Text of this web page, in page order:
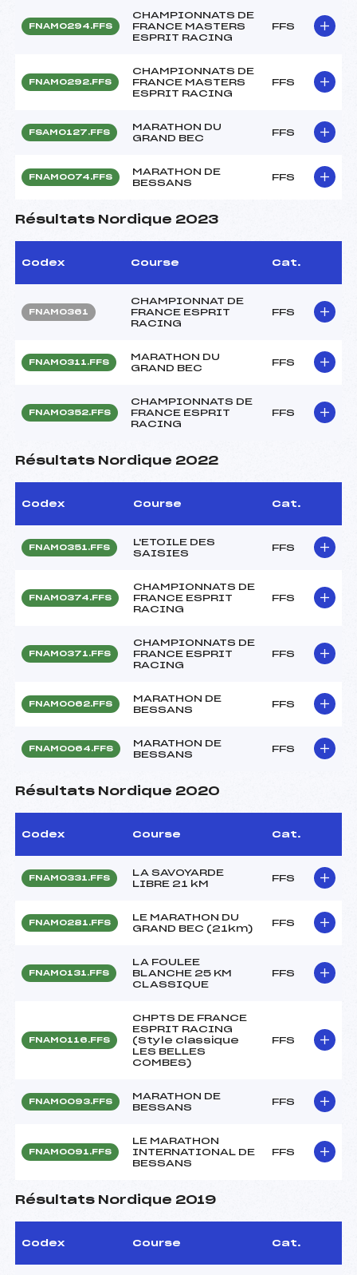
FNAM0294.FFS
CHAMPIONNATS DE
FRANCE MASTERS
ESPRIT RACING
FFS
FNAM0292.FFS
CHAMPIONNATS DE
FRANCE MASTERS
ESPRIT RACING
FFS
FSAM0127.FFS
MARATHON DU
GRAND BEC
FFS
FNAM0074.FFS
MARATHON DE
BESSANS
FFS
Résultats Nordique 2023
Codex Course Cat.
FNAM0361
CHAMPIONNAT DE
FRANCE ESPRIT
RACING
FFS
FNAM0311.FFS
MARATHON DU
GRAND BEC
FFS
FNAM0352.FFS
CHAMPIONNATS DE
FRANCE ESPRIT
RACING
FFS
Résultats Nordique 2022
Codex Course Cat.
FNAM0351.FFS
L'ETOILE DES
SAISIES
FFS
FNAM0374.FFS
CHAMPIONNATS DE
FRANCE ESPRIT
RACING
FFS
FNAM0371.FFS
CHAMPIONNATS DE
FRANCE ESPRIT
RACING
FFS
FNAM0062.FFS
MARATHON DE
BESSANS
FFS
FNAM0064.FFS
MARATHON DE
BESSANS
FFS
Résultats Nordique 2020
Codex Course Cat.
FNAM0331.FFS
LA SAVOYARDE
LIBRE 21 kM
FFS
FNAM0281.FFS
LE MARATHON DU
GRAND BEC (21km)
FFS
FNAM0131.FFS
LA FOULEE
BLANCHE 25 KM
CLASSIQUE
FFS
FNAM0116.FFS
CHPTS DE FRANCE
ESPRIT RACING
(Style classique
LES BELLES
COMBES)
FFS
FNAM0093.FFS
MARATHON DE
BESSANS
FFS
FNAM0091.FFS
LE MARATHON
INTERNATIONAL DE
BESSANS
FFS
Résultats Nordique 2019
Codex Course Cat.